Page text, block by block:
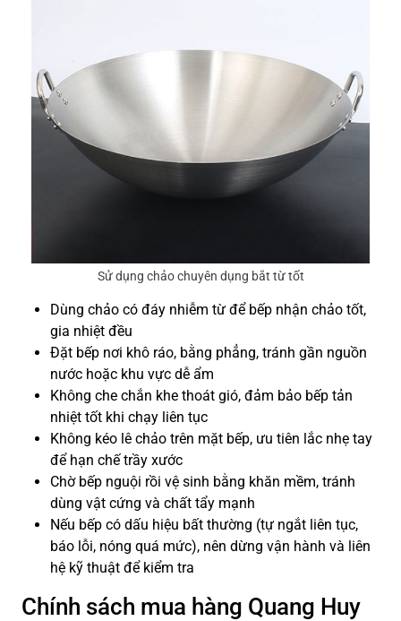
Sử dụng chảo chuyên dụng bắt từ tốt
Dùng chảo có đáy nhiễm từ để bếp nhận chảo tốt,
gia nhiệt đều
Đặt bếp nơi khô ráo, bằng phẳng, tránh gần nguồn
nước hoặc khu vực dễ ẩm
Không che chắn khe thoát gió, đảm bảo bếp tản
nhiệt tốt khi chạy liên tục
Không kéo lê chảo trên mặt bếp, ưu tiên lắc nhẹ tay
để hạn chế trầy xước
Chờ bếp nguội rồi vệ sinh bằng khăn mềm, tránh
dùng vật cứng và chất tẩy mạnh
Nếu bếp có dấu hiệu bất thường (tự ngắt liên tục,
báo lỗi, nóng quá mức), nên dừng vận hành và liên
hệ kỹ thuật để kiểm tra
Chính sách mua hàng Quang Huy